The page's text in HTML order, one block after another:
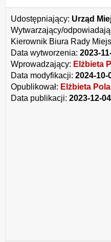
2023
Honorowy
Obywatel
Suwałk.pdf
Udostępniający: Urząd
Wytwarzający/
Kierownik Biura Rady
Data wytworzenia: 2023-
Wprowadzający: Elżbieta
Data modyfikacji: 2024-10-
Opublikował: Elżbieta
Data publikacji: 2023-12-04